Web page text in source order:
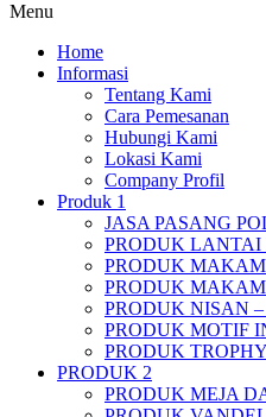
Menu
Home
Informasi
Tentang Kami
Cara Pemesanan
Hubungi Kami
Lokasi Kami
Company Profil
Produk 1
JASA PASANG
PRODUK
PRODUK
PRODUK
PRODUK NISAN
PRODUK MOTIF
PRODUK
PRODUK 2
PRODUK MEJA